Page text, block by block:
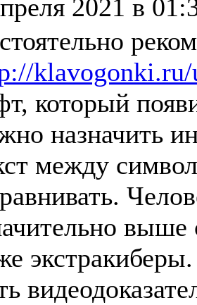
2021 в
klavogonki.ru/
который
назначить
между
выше